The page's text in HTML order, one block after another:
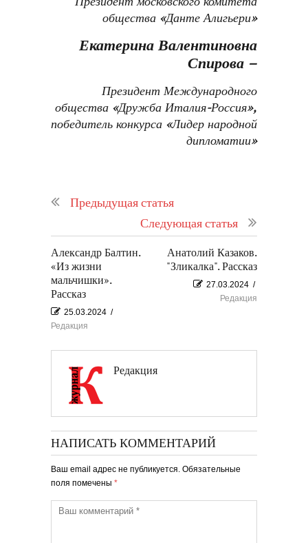
общества «Данте Алигьери»
Екатерина Валентиновна
Спирова –
Президент Международного
общества «Дружба Италия-Россия»,
победитель конкурса «Лидер народной
дипломатии»
Предыдущая статья
Следующая статья
Александр Балтин.
«Из жизни
мальчишки».
Рассказ
25.03.2024 /
Редакция
Анатолий Казаков.
"Зликалка". Рассказ
27.03.2024 /
Редакция
Редакция
НАПИСАТЬ КОММЕНТАРИЙ
Ваш email адрес не публикуется. Обязательные
поля помечены *